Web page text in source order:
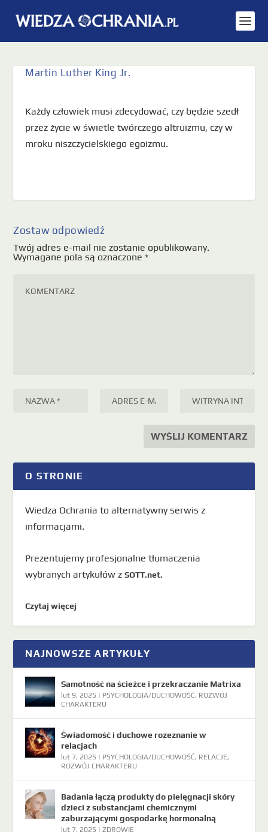
Martin Luther King Jr.
Każdy człowiek musi zdecydować, czy będzie szedł
przez życie w świetle twórczego altruizmu, czy w
mroku niszczycielskiego egoizmu.
Zostaw odpowiedź
Twój adres e-mail nie zostanie opublikowany.
Wymagane pola są oznaczone*
O STRONIE
Wiedza Ochrania to alternatywny serwis z
informacjami.
Prezentujemy profesjonalne tłumaczenia
wybranych artykułów zSOTT.net.
Czytaj więcej
NAJNOWSZE ARTYKUŁY
Samotność na ścieżce i przekraczanie Matrixa
lut 9, 2025 | PSYCHOLOGIA/DUCHOWOŚĆ, ROZWÓJ
CHARAKTERU
Świadomość i duchowe rozeznanie w
relacjach
lut 7, 2025 | PSYCHOLOGIA/DUCHOWOŚĆ, RELACJE,
ROZWÓJ CHARAKTERU
Badania łączą produkty do pielęgnacji skóry
dzieci z substancjami chemicznymi
zaburzającymi gospodarkę hormonalną
lut 7, 2025 |ZDROWIE